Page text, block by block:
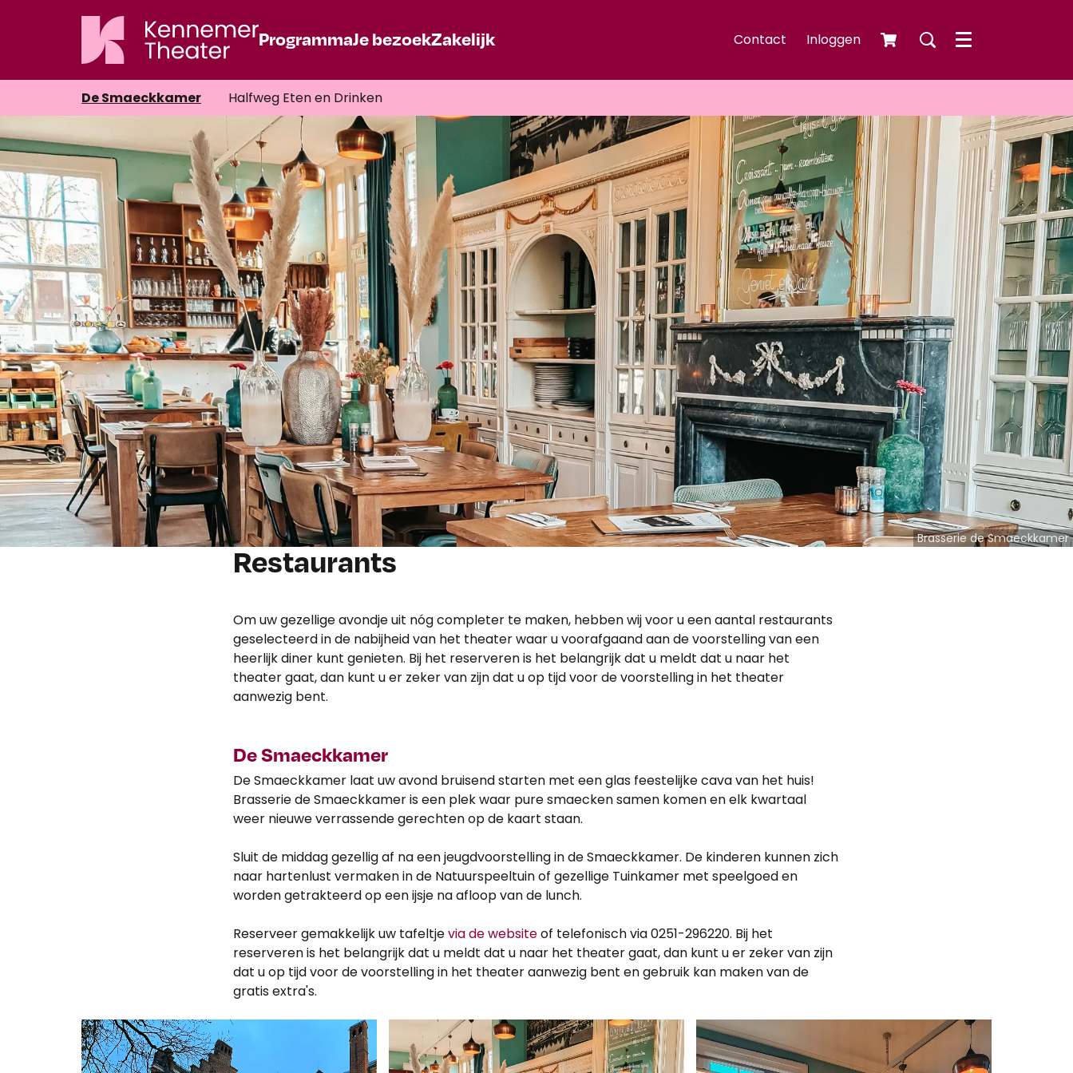
ProgrammaJe bezoekZakelijk Contact Inloggen Menu
De Smaeckkamer Halfweg Eten en Drinken
Brasserie de Smaeckkamer
Restaurants
Om uw gezellige avondje uit nóg completer te maken, hebben wij voor u een aantal restaurants
geselecteerd in de nabijheid van het theater waar u voorafgaand aan de voorstelling van een
heerlijk diner kunt genieten. Bij het reserveren is het belangrijk dat u meldt dat u naar het
theater gaat, dan kunt u er zeker van zijn dat u op tijd voor de voorstelling in het theater
aanwezig bent.
De Smaeckkamer
De Smaeckkamer laat uw avond bruisend starten met een glas feestelijke cava van het huis!
Brasserie de Smaeckkamer is een plek waar pure smaecken samen komen en elk kwartaal
weer nieuwe verrassende gerechten op de kaart staan.
Sluit de middag gezellig af na een jeugdvoorstelling in de Smaeckkamer. De kinderen kunnen zich
naar hartenlust vermaken in de Natuurspeeltuin of gezellige Tuinkamer met speelgoed en
worden getrakteerd op een ijsje na afloop van de lunch.
Reserveer gemakkelijk uw tafeltjevia de websiteof telefonisch via 0251-296220. Bij het
reserveren is het belangrijk dat u meldt dat u naar het theater gaat, dan kunt u er zeker van zijn
dat u op tijd voor de voorstelling in het theater aanwezig bent en gebruik kan maken van de
gratis extra's.